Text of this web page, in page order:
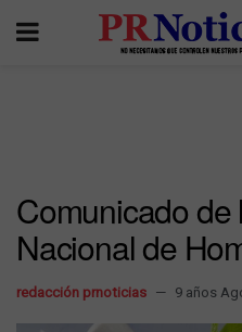
Comunicado
Nacional de
redacción prnoticias 9 años